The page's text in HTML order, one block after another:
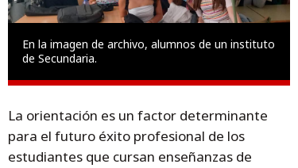
En la imagen de archivo, alumnos de un instituto
de Secundaria.
La orientación es un factor determinante
para el futuro éxito profesional de los
estudiantes que cursan enseñanzas de